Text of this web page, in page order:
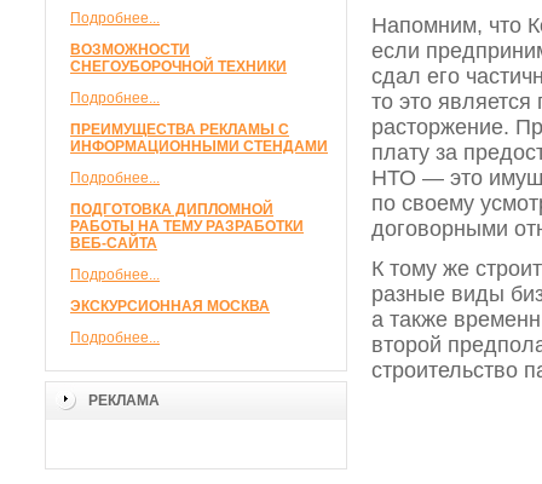
Подробнее...
ВОЗМОЖНОСТИ
СНЕГОУБОРОЧНОЙ ТЕХНИКИ
Подробнее...
ПРЕИМУЩЕСТВА РЕКЛАМЫ С
ИНФОРМАЦИОННЫМИ СТЕНДАМИ
Подробнее...
ПОДГОТОВКА ДИПЛОМНОЙ
РАБОТЫ НА ТЕМУ РАЗРАБОТКИ
ВЕБ-САЙТА
Подробнее...
ЭКСКУРСИОННАЯ МОСКВА
Подробнее...
РЕКЛАМА
Напомним, что
если
сдал его
то это
расторжение.
плату за
НТО — это
по своему
договорными
К тому же
разные виды
а также
второй
строительство